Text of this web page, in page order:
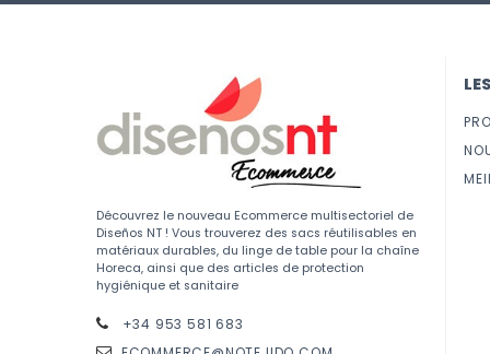
Découvrez le nouveau Ecommerce multisectoriel de
Diseños NT ! Vous trouverez des sacs réutilisables en
matériaux durables, du linge de table pour la chaîne
Horeca, ainsi que des articles de protection
hygiénique et sanitaire
+34 953 581 683